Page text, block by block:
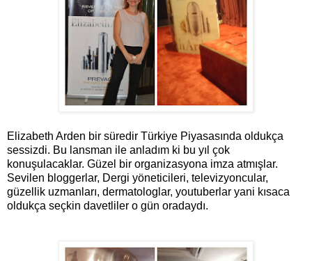
Elizabeth Arden bir süredir Türkiye Piyasasında oldukça
sessizdi. Bu lansman ile anladım ki bu yıl çok
konuşulacaklar. Güzel bir organizasyona imza atmışlar.
Sevilen bloggerlar, Dergi yöneticileri, televizyoncular,
güzellik uzmanları, dermatologlar, youtuberlar yani kısaca
oldukça seçkin davetliler o gün oradaydı.